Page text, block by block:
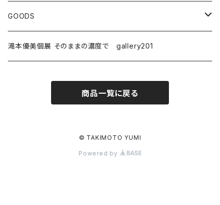
M15~S30
2016〜2018
2019〜2020
PERSONAL SPACE
FRAME
GOODS
POSTCARD
ACRYL STAND
滝本優美個展 そのままの濃度で gallery201
商品一覧に戻る
© TAKIMOTO YUMI
Powered by